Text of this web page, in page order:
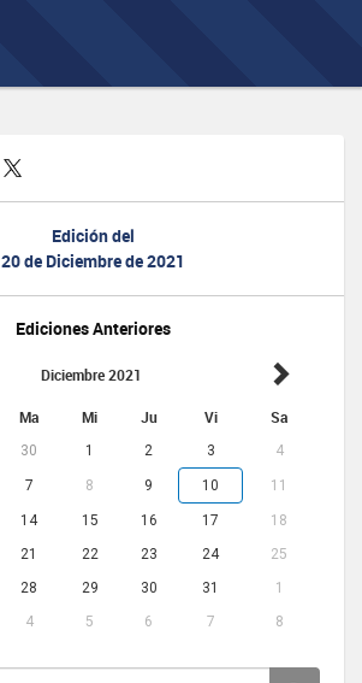
Edición del
20 de Diciembre de 2021
Ediciones Anteriores
Diciembre 2021
Ma Mi Ju Vi Sa
30 1 2 3 4
7 8 9 10 11
14 15 16 17
18
21 22 23 24
25
28 29 30 31
1
4 5 6 7 8